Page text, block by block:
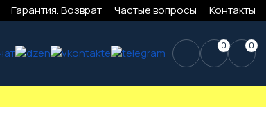
Гарантия. Возврат Частые вопросы Контакты
0 0